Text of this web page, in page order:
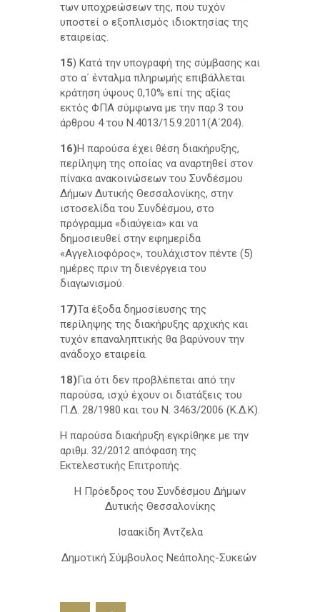
των υποχρεώσεων της, που τυχόν
υποστεί ο εξοπλισμός ιδιοκτησίας της
εταιρείας.
15) Κατά την υπογραφή της σύμβασης και
στο α΄ ένταλμα πληρωμής επιβάλλεται
κράτηση ύψους 0,10% επί της αξίας
εκτός ΦΠΑ σύμφωνα με την παρ.3 του
άρθρου 4 του Ν.4013/15.9.2011(Α΄204).
16)Η παρούσα έχει θέση διακήρυξης,
περίληψη της οποίας να αναρτηθεί στον
πίνακα ανακοινώσεων του Συνδέσμου
Δήμων Δυτικής Θεσσαλονίκης, στην
ιστοσελίδα του Συνδέσμου, στο
πρόγραμμα «διαύγεια» και να
δημοσιευθεί στην εφημερίδα
«Αγγελιοφόρος», τουλάχιστον πέντε (5)
ημέρες πριν τη διενέργεια του
διαγωνισμού.
17)Τα έξοδα δημοσίευσης της
περίληψης της διακήρυξης αρχικής και
τυχόν επαναληπτικής θα βαρύνουν την
ανάδοχο εταιρεία.
18)Για ότι δεν προβλέπεται από την
παρούσα, ισχύ έχουν οι διατάξεις του
Π.Δ. 28/1980 και του Ν. 3463/2006 (Κ.Δ.Κ).
Η παρούσα διακήρυξη εγκρίθηκε με την
αριθμ. 32/2012 απόφαση της
Εκτελεστικής Επιτροπής.
Η Πρόεδρος του Συνδέσμου Δήμων
Δυτικής Θεσσαλονίκης
Ισαακίδη Άντζελα
Δημοτική Σύμβουλος Νεάπολης-Συκεών